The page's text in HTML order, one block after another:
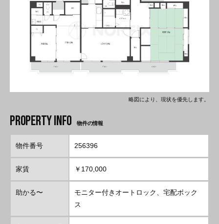
略図により、現状を優先します。
物件の情報
物件番号 256396
家賃 ￥170,000
助かる〜
モニター付きオートロック、宅配ボック
ス